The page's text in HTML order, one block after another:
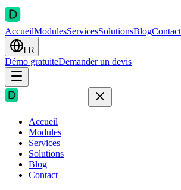
AccueilModulesServicesSolutionsBlogContact
FR
Démo gratuiteDemander un devis
Accueil
Modules
Services
Solutions
Blog
Contact